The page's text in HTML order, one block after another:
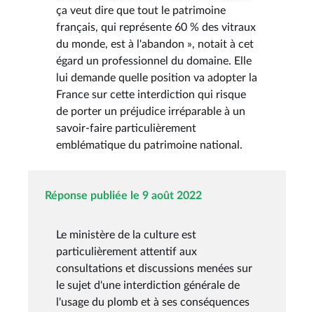
ça veut dire que tout le patrimoine
français, qui représente 60 % des vitraux
du monde, est à l'abandon », notait à cet
égard un professionnel du domaine. Elle
lui demande quelle position va adopter la
France sur cette interdiction qui risque
de porter un préjudice irréparable à un
savoir-faire particulièrement
emblématique du patrimoine national.
Réponse publiée le 9 août 2022
Le ministère de la culture est
particulièrement attentif aux
consultations et discussions menées sur
le sujet d'une interdiction générale de
l'usage du plomb et à ses conséquences